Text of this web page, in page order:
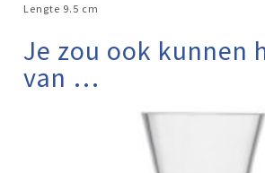
Lengte 9.5 cm
Je zou ook kunnen
van …